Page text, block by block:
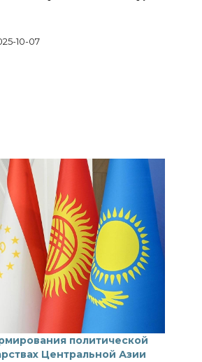
10-07
политической
Центральной Азии